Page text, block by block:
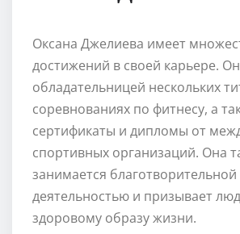
Оксана Джелиева имеет
достижений в своей карьере.
обладательницей нескольких
соревнованиях по фитнесу, а
сертификаты и дипломы от
спортивных организаций. Она
занимается благотворительной
деятельностью и призывает
здоровому образу жизни.